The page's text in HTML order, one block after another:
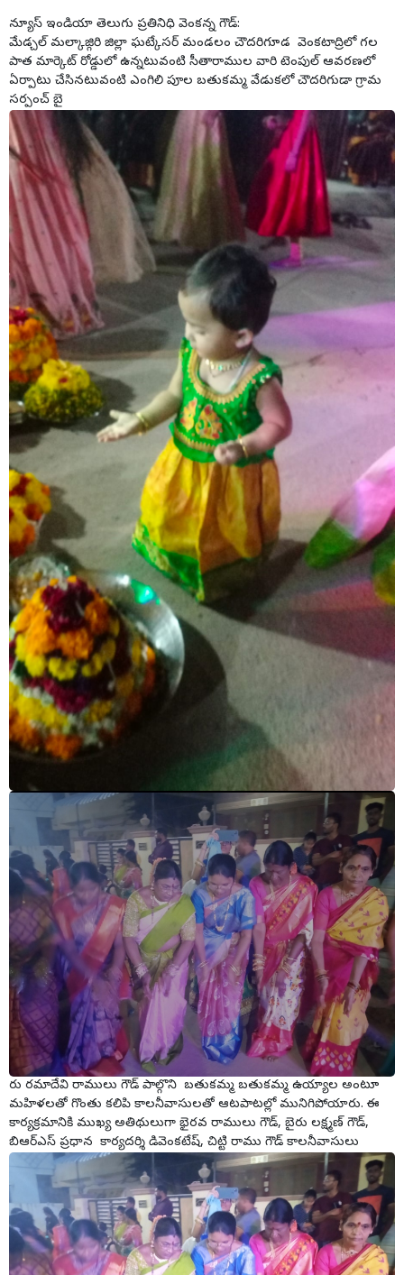
న్యూస్ ఇండియా తెలుగు ప్రతినిధి వెంకన్న గౌడ్:
మేడ్చల్ మల్కాజ్గిరి జిల్లా ఘట్కేసర్ మండలం చౌదరిగూడ వెంకటాద్రిలో గల
పాత మార్కెట్ రోడ్డులో ఉన్నటువంటి సీతారాముల వారి టెంపుల్ ఆవరణలో
ఏర్పాటు చేసినటువంటి ఎంగిలి పూల బతుకమ్మ వేడుకలో చౌదరిగుడా గ్రామ
సర్పంచ్ బై
రు రమాదేవి రాములు గౌడ్ పాల్గొని బతుకమ్మ బతుకమ్మ ఉయ్యాల అంటూ
మహిళలతో గొంతు కలిపి కాలనీవాసులతో ఆటపాటల్లో మునిగిపోయారు. ఈ
కార్యక్రమానికి ముఖ్య అతిథులుగా భైరవ రాములు గౌడ్, బైరు లక్ష్మణ్ గౌడ్,
బిఆర్ఎస్ ప్రధాన కార్యదర్శి డివెంకటేష్, చిట్టి రాము గౌడ్ కాలనీవాసులు